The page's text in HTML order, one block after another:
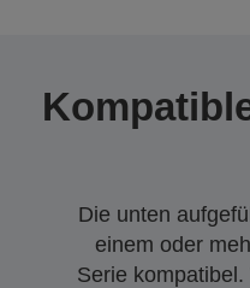
Die unten
einem oder
Serie